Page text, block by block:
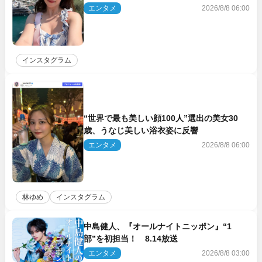
響エンタメ 2026/8/8 06:00
インスタグラム
“世界で最も美しい顔100人”選出の美女30
歳、うなじ美しい浴衣姿に反響
エンタメ 2026/8/8 06:00
林ゆめ インスタグラム
中島健人、『オールナイトニッポン』“1
部”を初担当！ 8.14放送
エンタメ 2026/8/8 03:00